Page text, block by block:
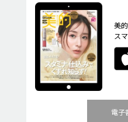
美
ス
電子